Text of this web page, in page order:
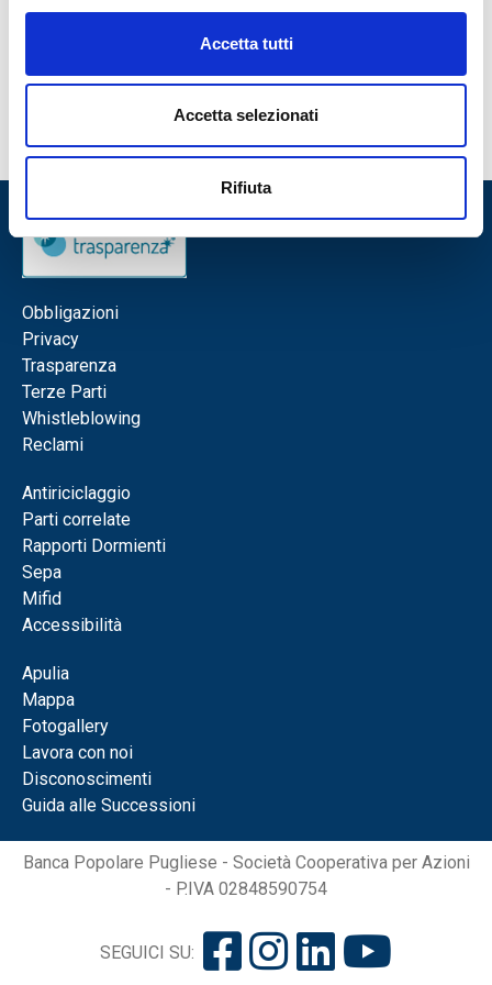
Accetta tutti
Accetta selezionati
Rifiuta
Intervista al Presidente Vito Primiceri su La Repubblica.
Obbligazioni
Privacy
Trasparenza
Terze Parti
Whistleblowing
Reclami
Antiriciclaggio
Parti correlate
Rapporti Dormienti
Sepa
Mifid
Accessibilità
Apulia
Mappa
Fotogallery
Lavora con noi
Disconoscimenti
Guida alle Successioni
Banca Popolare Pugliese - Società Cooperativa per Azioni
- P.IVA 02848590754
SEGUICI SU: